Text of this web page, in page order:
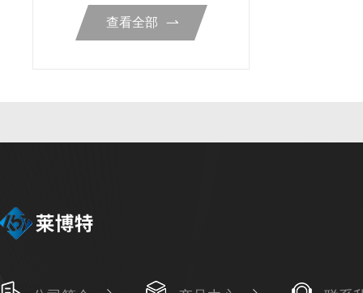
查看全部